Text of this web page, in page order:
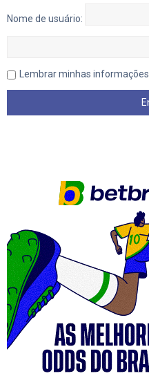
Nome de usuário:
Lembrar minhas informações